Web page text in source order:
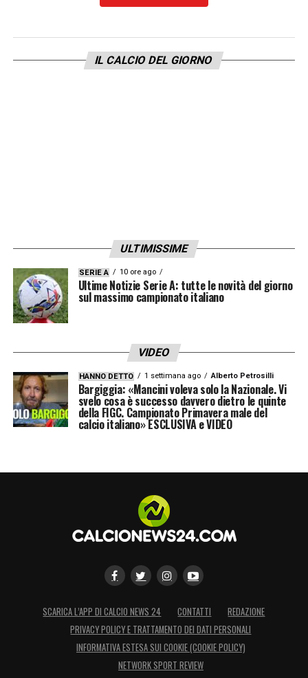
L’ex Atalanta ed Inter sta infatti spingendo
per il ritorno in Serie A.
IL CALCIO DEL GIORNO
ULTIMISSIME
SERIE A 10 ore ago
Ultime Notizie Serie A: tutte le novità del giorno
sul massimo campionato italiano
VIDEO
HANNO DETTO 1 settimana ago Alberto Petrosilli
Bargiggia: «Mancini voleva solo la Nazionale. Vi
svelo cosa è successo davvero dietro le quinte
della FIGC. Campionato Primavera male del
calcio italiano» ESCLUSIVA e VIDEO
SCARICA L’APP DI CALCIO NEWS 24 CONTATTI
REDAZIONE
PRIVACY POLICY E TRATTAMENTO DEI DATI PERSONALI
INFORMATIVA ESTESA SUI COOKIE (COOKIE POLICY)
NETWORK SPORT REVIEW